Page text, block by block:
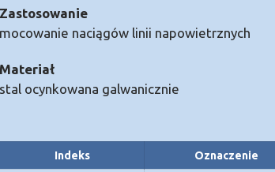
Zastosowanie
mocowanie naciągów linii napowietrznych
Materiał
stal ocynkowana galwanicznie
Indeks Oznaczenie